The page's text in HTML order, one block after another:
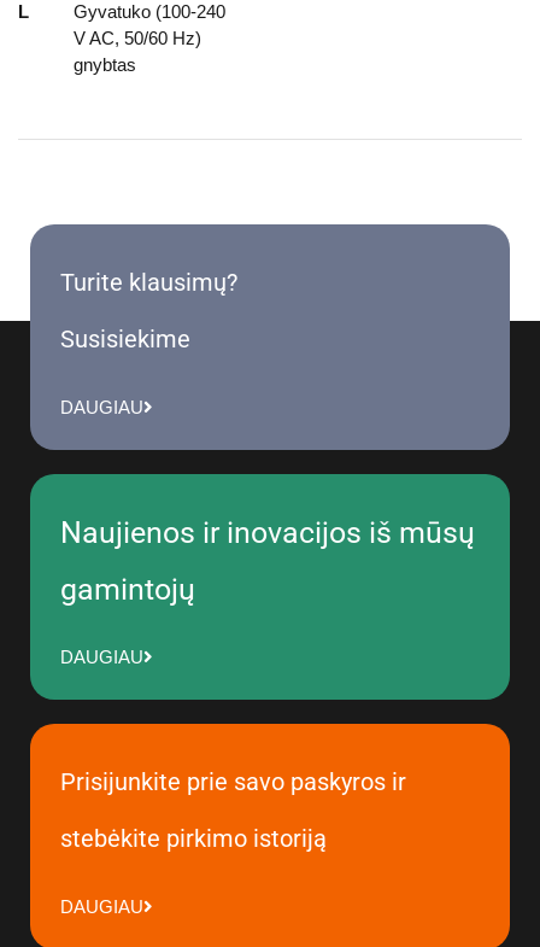
L
Gyvatuko (100-240
V AC, 50/60 Hz)
gnybtas
Turite klausimų?
Susisiekime
DAUGIAU
Naujienos ir inovacijos iš mūsų
gamintojų
DAUGIAU
Prisijunkite prie savo paskyros ir
stebėkite pirkimo istoriją
DAUGIAU